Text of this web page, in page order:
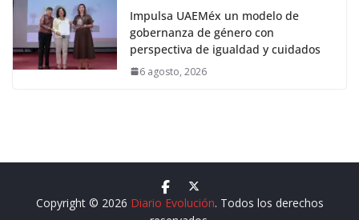
Impulsa UAEMéx un modelo de
gobernanza de género con
perspectiva de igualdad y cuidados
6 agosto, 2026
Copyright © 2026 Diario Evolución. Todos los derechos